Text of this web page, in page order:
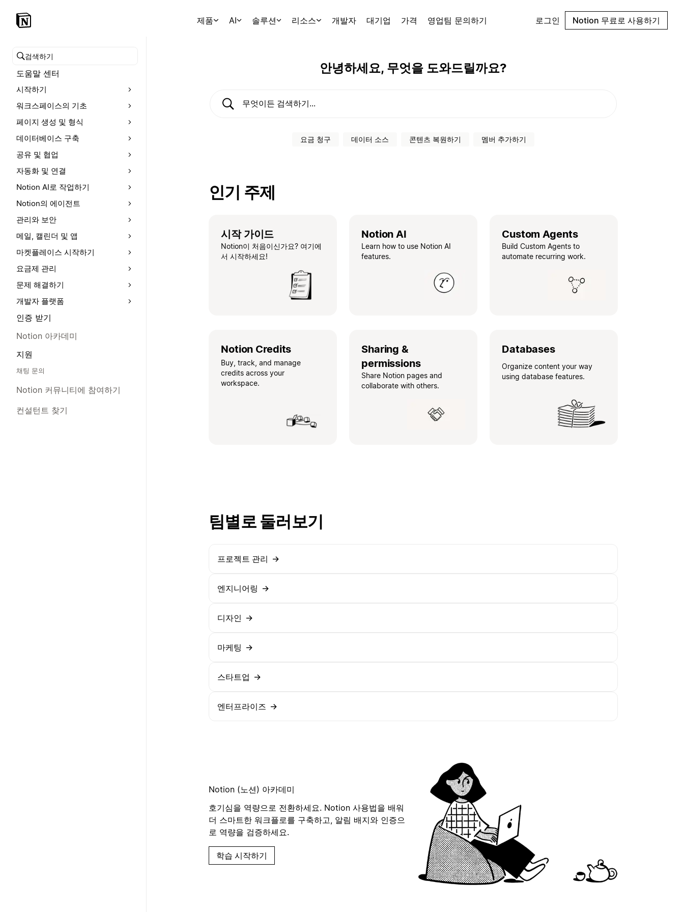
제품 AI 솔루션 리소스 개발자 대기업 가격 영업팀 문의하기 로그인 Notion 무료로 사용하기
도움말 센터 검색
도움말 센터
시작하기
워크스페이스의 기초
페이지 생성 및 형식
데이터베이스 구축
공유 및 협업
자동화 및 연결
Notion AI로 작업하기
Notion의 에이전트
관리와 보안
메일, 캘린더 및 앱
마켓플레이스 시작하기
요금제 관리
문제 해결하기
개발자 플랫폼
인증 받기
Notion 아카데미
지원
채팅 문의
Notion 커뮤니티에 참여하기
컨설턴트 찾기
안녕하세요, 무엇을 도와드릴까요?
도움말 센터 검색
요금 청구 데이터 소스 콘텐츠 복원하기 멤버 추가하기
인기 주제
시작 가이드
Notion이 처음이신가요? 여기에
서 시작하세요!
Notion AI
Learn how to use Notion AI
features.
Custom Agents
Build Custom Agents to
automate recurring work.
Notion Credits
Buy, track, and manage
credits across your
workspace.
Sharing &
permissions
Share Notion pages and
collaborate with others.
Databases
Organize content your way
using database features.
팀별로 둘러보기
프로젝트 관리 →
엔지니어링 →
디자인 →
마케팅 →
스타트업 →
엔터프라이즈 →
Notion (노션) 아카데미
호기심을 역량으로 전환하세요. Notion 사용법을 배워
더 스마트한 워크플로를 구축하고, 알림 배지와 인증으
로 역량을 검증하세요.
학습 시작하기